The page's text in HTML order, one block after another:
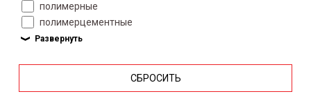
полимерные
полимерцементные
СБРОСИТЬ